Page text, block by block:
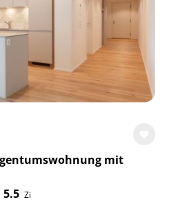
mit
5.5 Zi